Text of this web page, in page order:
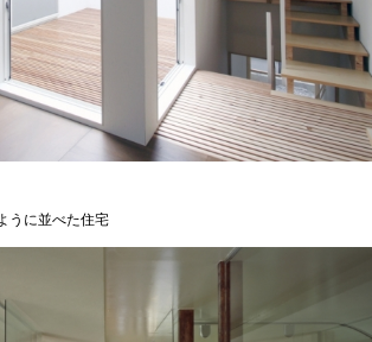
うに並べた住宅